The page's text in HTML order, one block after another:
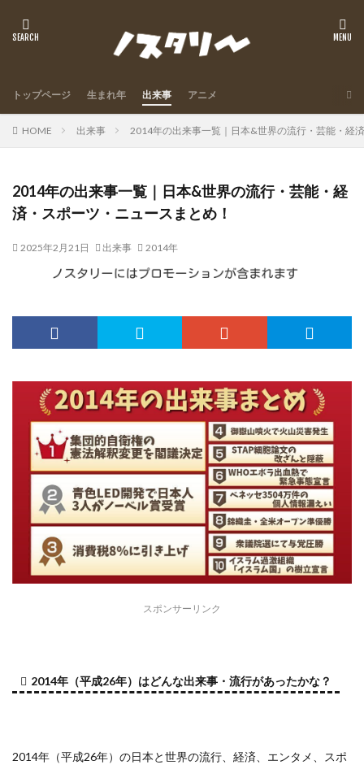
トップページ 生まれ年 出来事 アニメ
HOME 出来事 2014年の出来事一覧｜日本&世界の流行・芸能・経
2014年の出来事一覧｜日本&世界の流行・芸能・経
済・スポーツ・ニュースまとめ！
2025年2月21日 出来事 2014年
スポンサーリンク
2014年（平成26年）はどんな出来事・流行があったかな？
2014年（平成26年）の日本と世界の流行、経済、エンタメ、スポ